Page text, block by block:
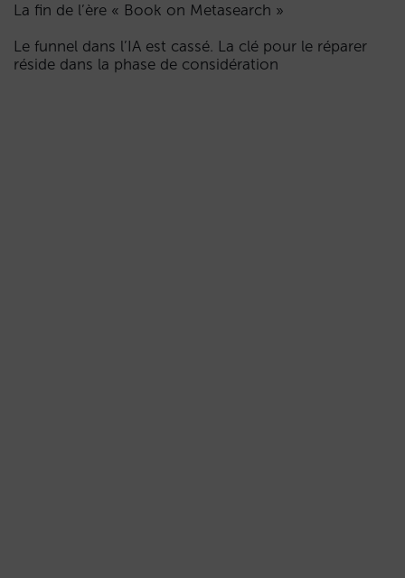
La fin de l’ère « Book on Metasearch »
Le funnel dans l’IA est cassé. La clé pour le réparer
réside dans la phase de considération